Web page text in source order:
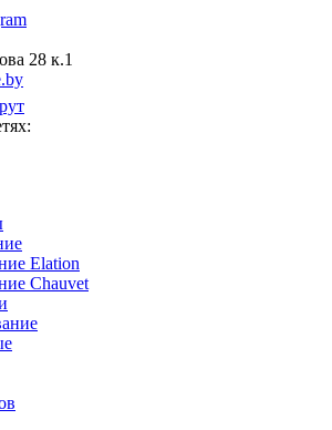
28 к.1
Elation
Chauvet